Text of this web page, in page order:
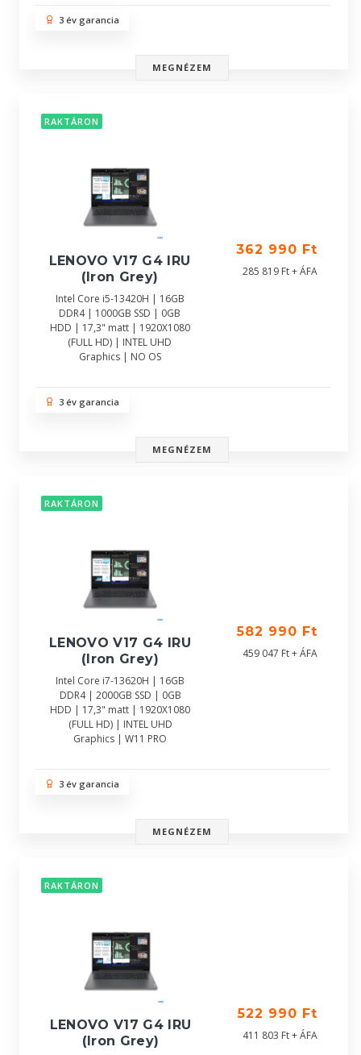
3 év garancia
MEGNÉZEM
RAKTÁRON
LENOVO V17 G4 IRU
(Iron Grey)
Intel Core i5-13420H | 16GB
DDR4 | 1000GB SSD | 0GB
HDD | 17,3" matt | 1920X1080
(FULL HD) | INTEL UHD
Graphics | NO OS
362 990 Ft
285 819 Ft + ÁFA
3 év garancia
MEGNÉZEM
RAKTÁRON
LENOVO V17 G4 IRU
(Iron Grey)
Intel Core i7-13620H | 16GB
DDR4 | 2000GB SSD | 0GB
HDD | 17,3" matt | 1920X1080
(FULL HD) | INTEL UHD
Graphics | W11 PRO
582 990 Ft
459 047 Ft + ÁFA
3 év garancia
MEGNÉZEM
RAKTÁRON
LENOVO V17 G4 IRU
(Iron Grey)
522 990 Ft
411 803 Ft + ÁFA